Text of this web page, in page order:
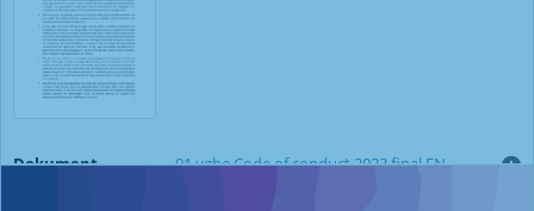
Dokument 01 vgbe Code of conduct 2023 final EN